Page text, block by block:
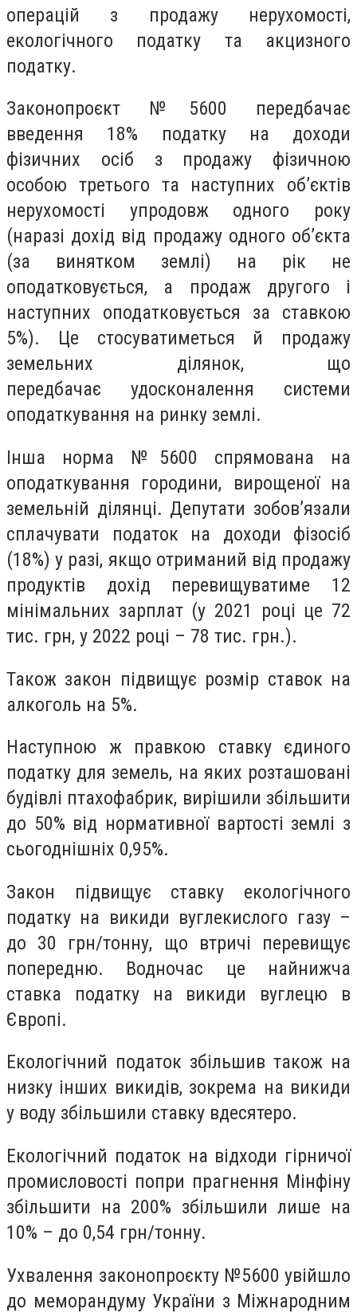
операцій з продажу нерухомості,
екологічного податку та акцизного
податку.
Законопроєкт №5600 передбачає
введення 18% податку на доходи
фізичних осіб з продажу фізичною
особою третього та наступних об’єктів
нерухомості упродовж одного року
(наразі дохід від продажу одного об’єкта
(за винятком землі) на рік не
оподатковується, а продаж другого і
наступних оподатковується за ставкою
5%). Це стосуватиметься й продажу
земельних ділянок, що
передбачає удосконалення системи
оподаткування на ринку землі.
Інша норма №5600 спрямована на
оподаткування городини, вирощеної на
земельній ділянці. Депутати зобов’язали
сплачувати податок на доходи фізосіб
(18%) у разі, якщо отриманий від продажу
продуктів дохід перевищуватиме 12
мінімальних зарплат (у 2021 році це 72
тис. грн, у 2022 році – 78 тис. грн.).
Також закон підвищує розмір ставок на
алкоголь на 5%.
Наступною ж правкою ставку єдиного
податку для земель, на яких розташовані
будівлі птахофабрик, вирішили збільшити
до 50% від нормативної вартості землі з
сьогоднішніх 0,95%.
Закон підвищує ставку екологічного
податку на викиди вуглекислого газу –
до 30 грн/тонну, що втричі перевищує
попередню. Водночас це найнижча
ставка податку на викиди вуглецю в
Європі.
Екологічний податок збільшив також на
низку інших викидів, зокрема на викиди
у воду збільшили ставку вдесятеро.
Екологічний податок на відходи гірничої
промисловості попри прагнення Мінфіну
збільшити на 200% збільшили лише на
10% – до 0,54 грн/тонну.
Ухвалення законопроєкту №5600 увійшло
до меморандуму України з Міжнародним